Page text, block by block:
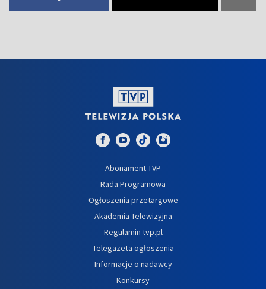
Abonament TVP
Rada Programowa
Ogłoszenia przetargowe
Akademia Telewizyjna
Regulamin tvp.pl
Telegazeta ogłoszenia
Informacje o nadawcy
Konkursy